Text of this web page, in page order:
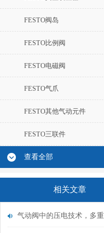
FESTO阀岛
FESTO比例阀
FESTO电磁阀
FESTO气爪
FESTO其他气动元件
FESTO三联件
查看全部
相关文章